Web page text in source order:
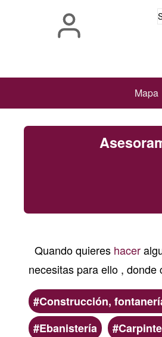
navigation
Mapa
Quando quieres hacer
necesitas para ello ,
Ámbito
Construcción,
Palabras
Ebanistería